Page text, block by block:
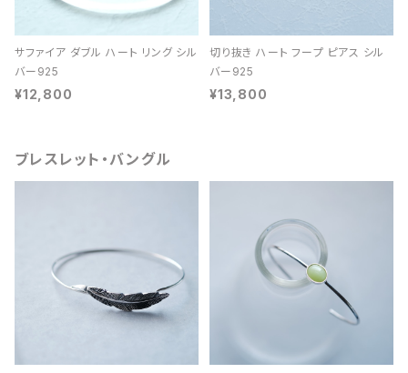
サファイア ダブル ハート リング シル
バー925
¥12,800
切り抜き ハート フープ ピアス シル
バー925
¥13,800
ブレスレット・バングル